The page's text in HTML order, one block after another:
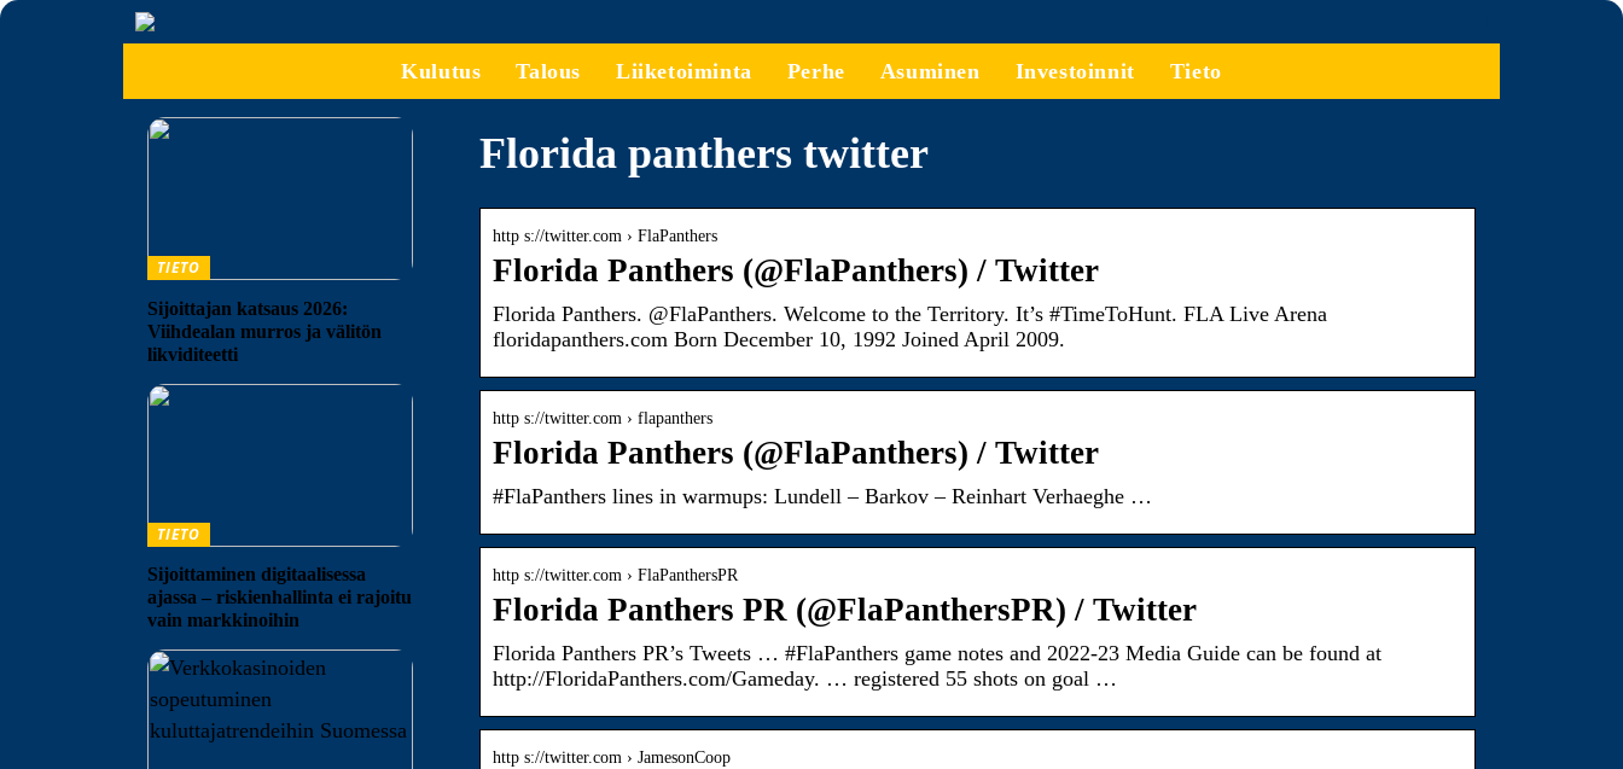
Kulutus Talous Liiketoiminta Perhe Asuminen Investoinnit Tieto
Florida panthers twitter
http s://twitter.com › FlaPanthers
Florida Panthers (@FlaPanthers) / Twitter
Florida Panthers. @FlaPanthers. Welcome to the Territory. It’s #TimeToHunt. FLA Live Arena
floridapanthers.com Born December 10, 1992 Joined April 2009.
http s://twitter.com › flapanthers
Florida Panthers (@FlaPanthers) / Twitter
#FlaPanthers lines in warmups: Lundell – Barkov – Reinhart Verhaeghe …
http s://twitter.com › FlaPanthersPR
Florida Panthers PR (@FlaPanthersPR) / Twitter
Florida Panthers PR’s Tweets … #FlaPanthers game notes and 2022-23 Media Guide can be found at
http://FloridaPanthers.com/Gameday. … registered 55 shots on goal …
http s://twitter.com › JamesonCoop
TIETO
Sijoittajan katsaus 2026:
Viihdealan murros ja välitön
likviditeetti
TIETO
Sijoittaminen digitaalisessa
ajassa – riskienhallinta ei rajoitu
vain markkinoihin